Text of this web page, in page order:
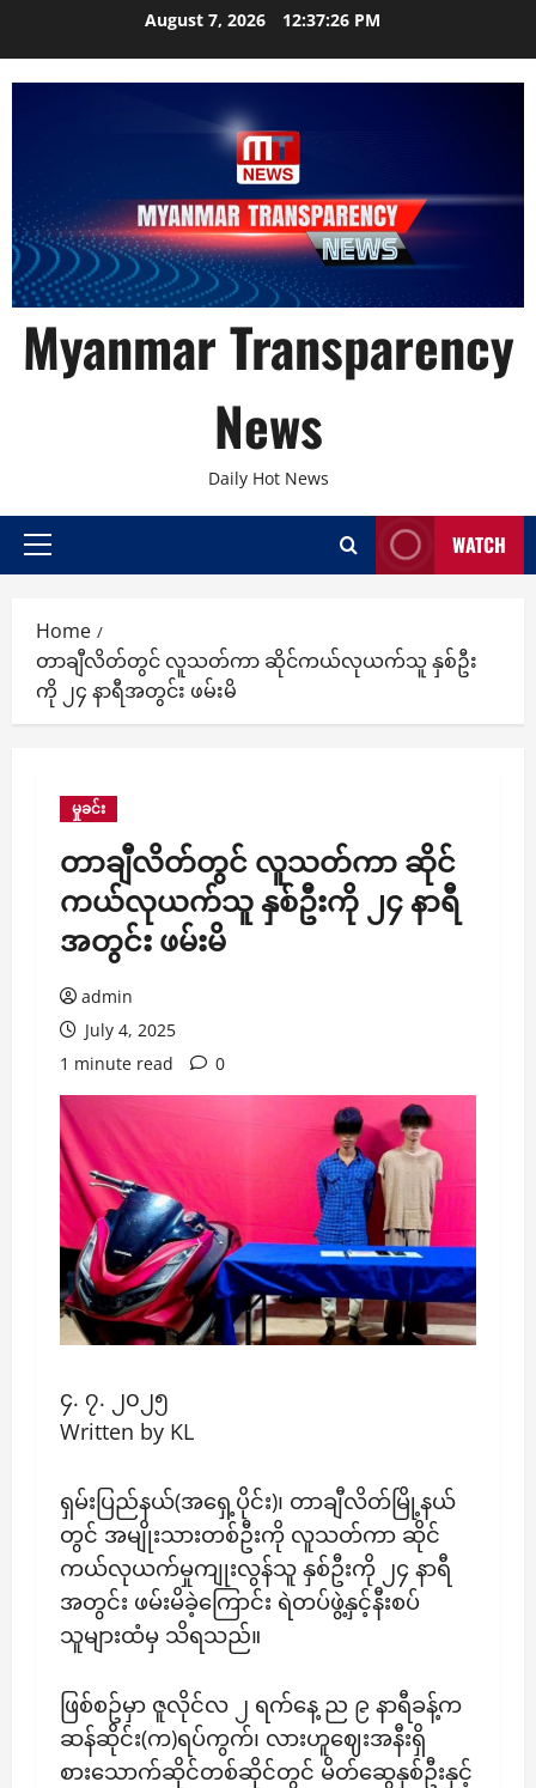
August 7, 2026 12:37:27 PM
Myanmar Transparency
News
Daily Hot News
Primary
WATCH
Home
တာချီလိတ်တွင် လူသတ်ကာ ဆိုင်ကယ်လုယက်သူ နှစ်ဦး
ကို ၂၄ နာရီအတွင်း ဖမ်းမိ
မှုခင်း
တာချီလိတ်တွင် လူသတ်ကာ ဆိုင်
ကယ်လုယက်သူ နှစ်ဦးကို ၂၄ နာရီ
အတွင်း ဖမ်းမိ
admin
July 4, 2025
1 minute read
0
၄. ၇. ၂၀၂၅
Written by KL
ရှမ်းပြည်နယ်(အရှေ့ပိုင်း)၊ တာချီလိတ်မြို့နယ်
တွင် အမျိုးသားတစ်ဦးကို လူသတ်ကာ ဆိုင်
ကယ်လုယက်မှုကျုးလွန်သူ နှစ်ဦးကို ၂၄ နာရီ
အတွင်း ဖမ်းမိခဲ့ကြောင်း ရဲတပ်ဖွဲ့နှင့်နီးစပ်
သူများထံမှ သိရသည်။
ဖြစ်စဥ်မှာ ဇူလိုင်လ ၂ ရက်နေ့ ည ၉ နာရီခန့်က
ဆန်ဆိုင်း(က)ရပ်ကွက်၊ လားဟူဈေးအနီးရှိ
စားသောက်ဆိုင်တစ်ဆိုင်တွင် မိတ်ဆွေနှစ်ဦးနှင့်